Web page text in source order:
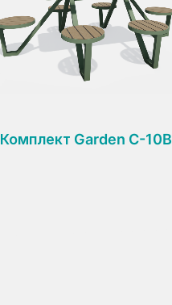
Комплект Garden C-10B